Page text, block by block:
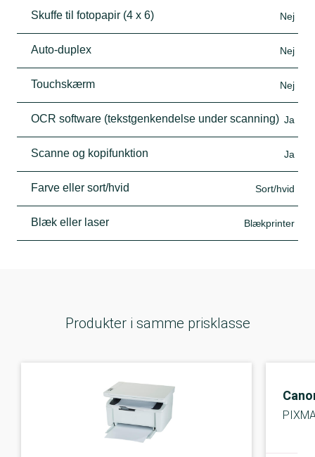
Skuffe til fotopapir (4 x 6) Nej
Auto-duplex Nej
Touchskærm Nej
OCR software (tekstgenkendelse under scanning) Ja
Scanne og kopifunktion Ja
Farve eller sort/hvid Sort/hvid
Blæk eller laser Blækprinter
Produkter i samme prisklasse